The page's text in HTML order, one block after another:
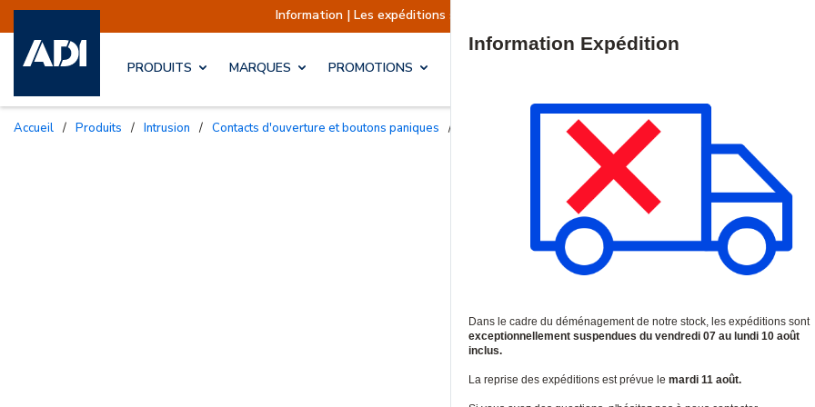
Information | Les expéditions sont actuellement suspendues Reprise
PRODUITS MARQUES PROMOTIONS
Accueil / Produits / Intrusion / Contacts d'ouverture et boutons paniques / Contacts d'ouverture filaire